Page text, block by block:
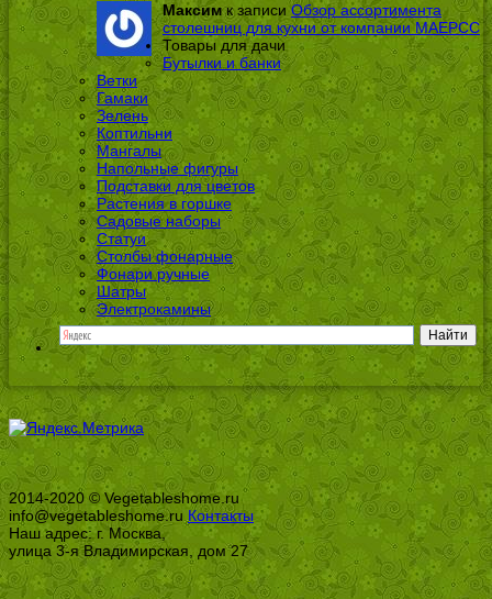
Максимк записи Обзор ассортимента
столешниц для кухни от компании МАЕРСС
Товары для дачи
Бутылки и банки
Ветки
Гамаки
Зелень
Коптильни
Мангалы
Напольные фигуры
Подставки для цветов
Растения в горшке
Садовые наборы
Статуи
Столбы фонарные
Фонари ручные
Шатры
Электрокамины
2014-2020 © Vegetableshome.ru
info@vegetableshome.ruКонтакты
Наш адрес: г. Москва,
улица 3-я Владимирская, дом 27